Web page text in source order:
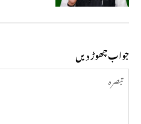
جواب چھوڑ دیں